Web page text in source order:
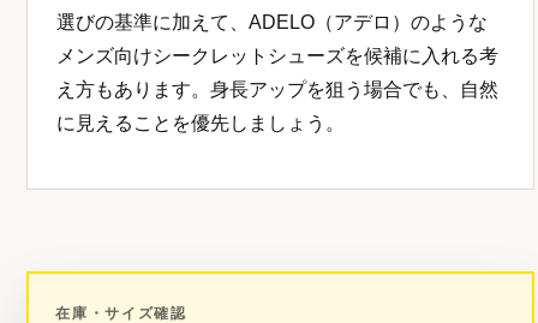
選びの基準に加えて、ADELO（アデロ）のような
メンズ向けシークレットシューズを候補に入れる考
え方もあります。身長アップを狙う場合でも、自然
に見えることを優先しましょう。
在庫・サイズ確認